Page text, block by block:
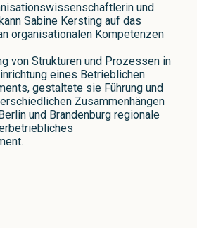
und
Sabine Kersting auf das
organisationalen Kompetenzen
von Strukturen und Prozessen in
eines Betrieblichen
gestaltete sie Führung und
Zusammenhängen
und Brandenburg regionale